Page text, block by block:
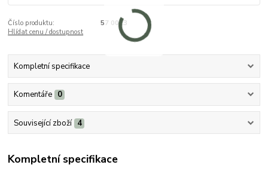
Číslo produktu:
57 0023
Hlídat cenu / dostupnost
Kompletní specifikace
Komentáře 0
Související zboží 4
Kompletní specifikace